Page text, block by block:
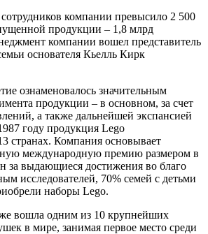
компании превысило 2 500
продукции – 1,8 млрд
компании вошел представитель
основателя Кьелль Кирк
ознаменовалось значительным
продукции – в основном, за счет
а также дальнейшей экспансией
году продукция Lego
странах. Компания основывает
международную премию размером в
за выдающиеся достижения во благо
исследователей, 70% семей с детьми
наборы Lego.
вошла одним из 10 крупнейших
в мире, занимая первое место среди